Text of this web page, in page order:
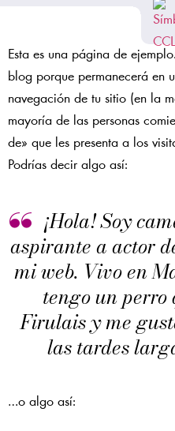
Esta es una página de
blog porque permanecerá en
navegación de tu sitio (en la
mayoría de las personas
de» que les presenta a los
Podrías decir algo así:
¡Hola! Soy
aspirante a actor
mi web. Vivo en
tengo un perro
Firulais y me
las tardes
…o algo así: